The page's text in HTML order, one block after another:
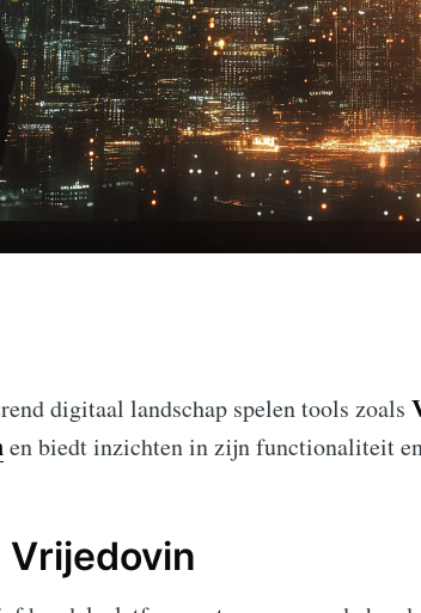
digitaal landschap spelen tools zoals
en biedt inzichten in zijn functionaliteit
Vrijedovin